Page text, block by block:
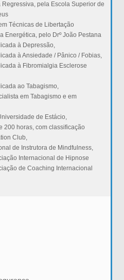
Regressiva, pela Escola Superior de
Técnicas de Libertação
Energética, pelo Drº João Pestana
à Depressão,
à Ansiedade / Pânico / Fobias,
à Fibromialgia Esclerose
ao Tabagismo,
em Tabagismo e em
de Estácio,
200 horas, com classificação
Club,
de Instrutora de Mindfulness,
Internacional de Hipnose
de Coaching Internacional